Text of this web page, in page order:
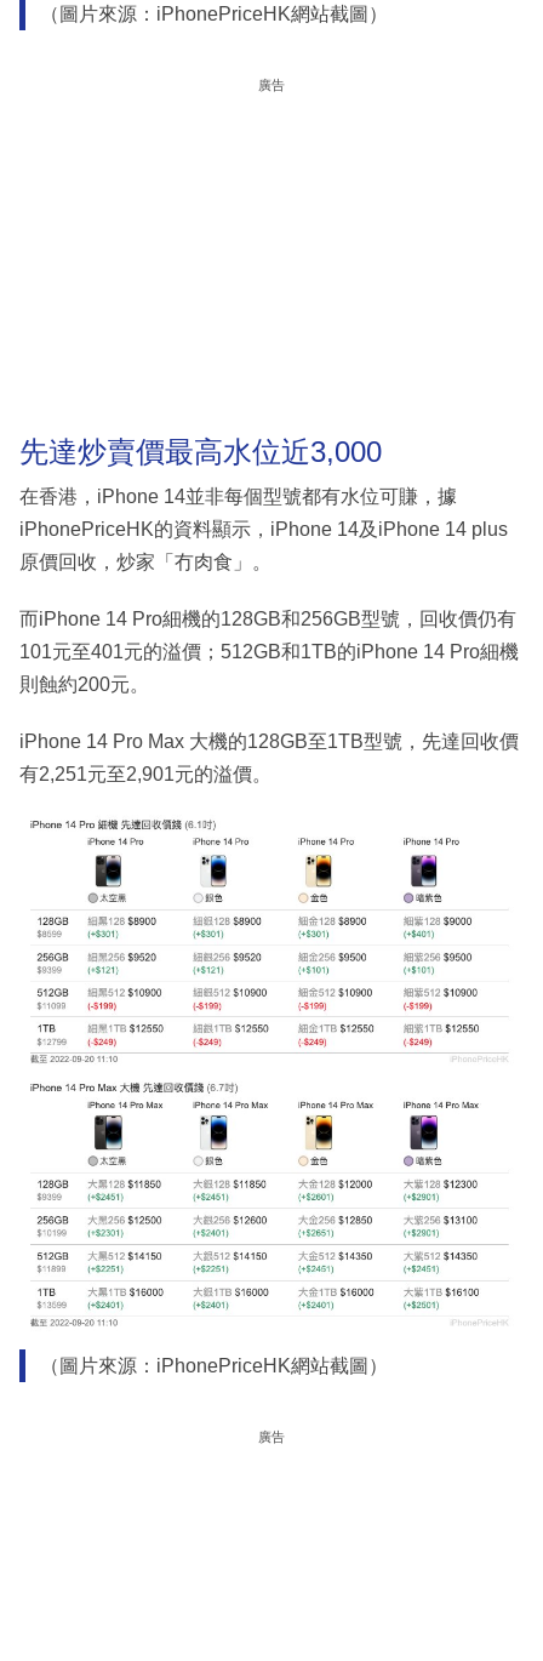
（圖片來源：iPhonePriceHK網站截圖）
廣告
先達炒賣價最高水位近3,000
在香港，iPhone 14並非每個型號都有水位可賺，據
iPhonePriceHK的資料顯示，iPhone 14及iPhone 14 plus
原價回收，炒家「冇肉食」。
而iPhone 14 Pro細機的128GB和256GB型號，回收價仍有
101元至401元的溢價；512GB和1TB的iPhone 14 Pro細機
則蝕約200元。
iPhone 14 Pro Max 大機的128GB至1TB型號，先達回收價
有2,251元至2,901元的溢價。
（圖片來源：iPhonePriceHK網站截圖）
廣告